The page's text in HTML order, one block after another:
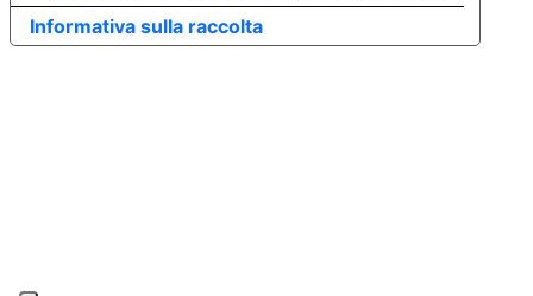
Informativa sulla raccolta